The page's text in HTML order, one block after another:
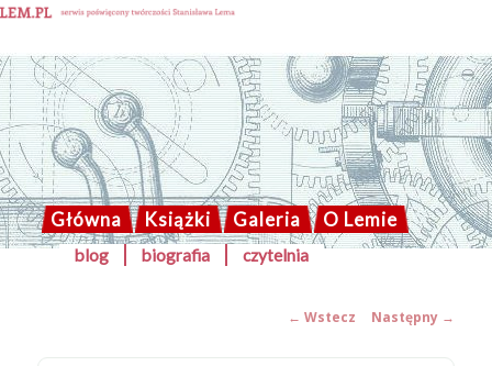
Solaris blog
Główna Książki Galeria O Lemie
GŁÓWNE
Przeskocz
do
blog biografia czytelnia
ZOBACZ
← Wstecz Następny →